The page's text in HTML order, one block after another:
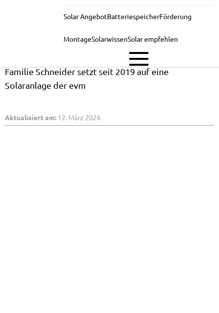
Schneider:
Solarenergie
unabhängig
nachhaltig
Solar AngebotBatteriespeicherFörderung
MontageSolarwissenSolar empfehlen
Aus Überzeugung sonnig
Familie Schneider setzt seit 2019 auf eine
Solaranlage der evm
Aktualisiert am: 12. März 2026